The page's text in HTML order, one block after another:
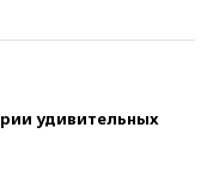
удивительных